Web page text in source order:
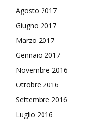
Agosto 2017
Giugno 2017
Marzo 2017
Gennaio 2017
Novembre 2016
Ottobre 2016
Settembre 2016
Luglio 2016